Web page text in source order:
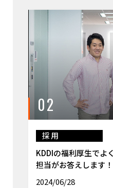
02
採用
KDDIの福利厚生でよ
担当がお答えします！
2024/06/28